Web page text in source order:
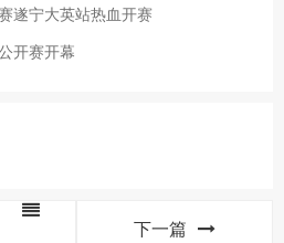
遂宁大英站热血开赛
开赛开幕
下一篇